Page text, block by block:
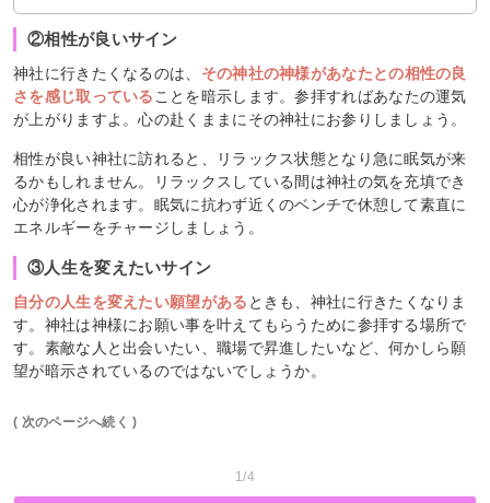
②相性が良いサイン
神社に行きたくなるのは、 その神社の神様があなたとの相性の良
さを感じ取っている ことを暗示します。参拝すればあなたの運気
が上がりますよ。心の赴くままにその神社にお参りしましょう。
相性が良い神社に訪れると、リラックス状態となり急に眠気が来
るかもしれません。リラックスしている間は神社の気を充填でき
心が浄化されます。眠気に抗わず近くのベンチで休憩して素直に
エネルギーをチャージしましょう。
③人生を変えたいサイン
自分の人生を変えたい願望がある ときも、神社に行きたくなりま
す。神社は神様にお願い事を叶えてもらうために参拝する場所で
す。素敵な人と出会いたい、職場で昇進したいなど、何かしら願
望が暗示されているのではないでしょうか。
( 次のページへ続く )
1/4